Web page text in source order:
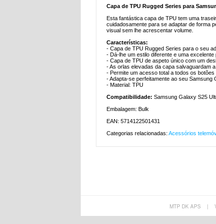
Capa de TPU Rugged Series para
Esta fantástica capa de TPU tem uma
cuidadosamente para se adaptar de forma
visual sem lhe acrescentar volume.
Características:
- Capa de TPU Rugged Series para o seu
- Dá-lhe um estilo diferente e uma excelente
- Capa de TPU de aspeto único com um
- As orlas elevadas da capa salvaguardam
- Permite um acesso total a todos os
- Adapta-se perfeitamente ao seu
- Material: TPU
Compatibilidade: Samsung Galaxy S25
Embalagem: Bulk
EAN: 5714122501431
Categorias relacionadas: Acessórios
MTP DK APS |